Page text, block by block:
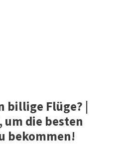
Flüge? |
um die besten
bekommen!